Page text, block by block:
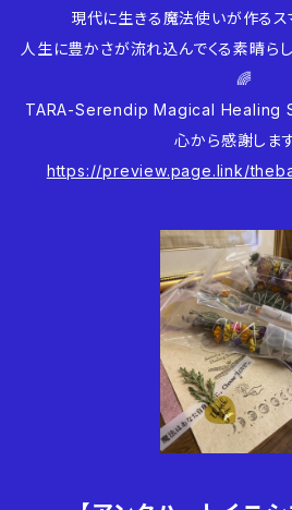
現代に生きる魔法使いが作るス
人生に豊かさが流れ込んでくる素晴ら
🌈
TARA-Serendip Magical Healing
心から感謝しま
https://preview.page.link/